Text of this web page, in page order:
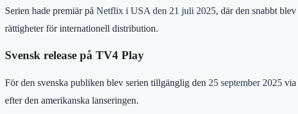
Serien hade premiär på Netflix i USA den 21 juli 2025, där den snabbt
rättigheter för internationell distribution.
Svensk release på TV4 Play
För den svenska publiken blev serien tillgänglig den 25 september 2025 via
efter den amerikanska lanseringen.